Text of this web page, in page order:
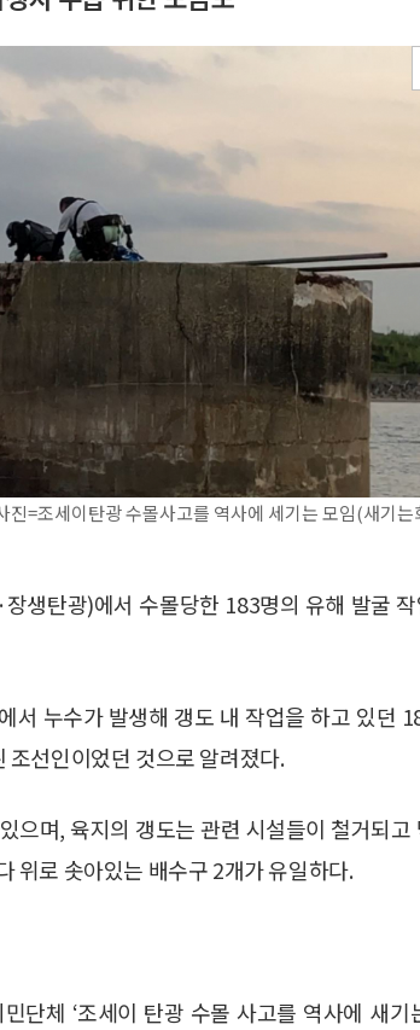
=조세이탄광 수몰사고를 역사에 세기는 모임(새기는
생탄광)에서 수몰당한 183명의 유해 발굴 작
서 누수가 발생해 갱도 내 작업을 하고 있던
선인이었던 것으로 알려졌다.
으며, 육지의 갱도는 관련 시설들이 철거되고
위로 솟아있는 배수구 2개가 유일하다.
단체 ‘조세이 탄광 수몰 사고를 역사에 새기